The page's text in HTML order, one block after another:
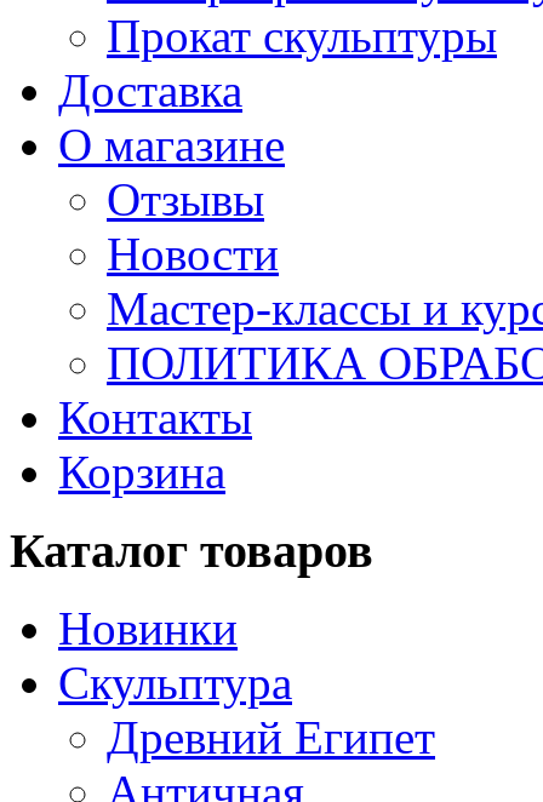
Прокат скульптуры
Доставка
О магазине
Отзывы
Новости
Мастер-классы и
ПОЛИТИКА
Контакты
Корзина
Каталог товаров
Новинки
Скульптура
Древний Египет